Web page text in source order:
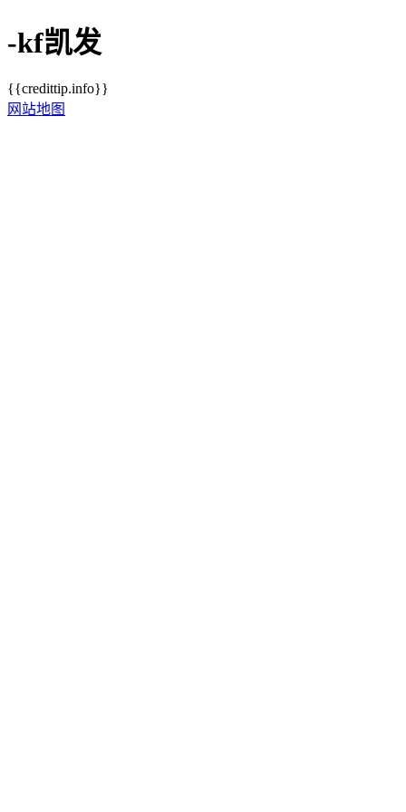
-kf凯发
{{credittip.info}}
网站地图